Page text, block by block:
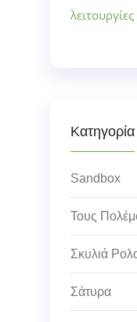
Κατηγορία
Sandbox
Τους
Σκυλιά
Σάτυρα